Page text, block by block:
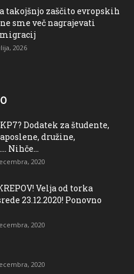
takojšnjo zaščito evropskih
sme več nagrajevati
2026
Dodatek za študente,
družine,
Nihče...
2020
Velja od torka
23.12.2020! Ponovno
2020
2020